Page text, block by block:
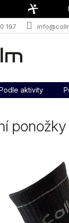
197
aktivity
ponožky